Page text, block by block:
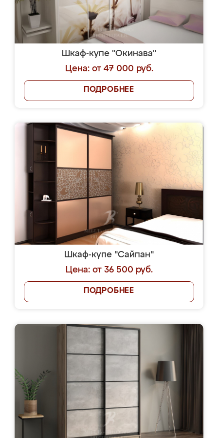
Шкаф-купе "Окинава"
Цена: от 47 000 руб.
ПОДРОБНЕЕ
Шкаф-купе "Сайпан"
Цена: от 36 500 руб.
ПОДРОБНЕЕ